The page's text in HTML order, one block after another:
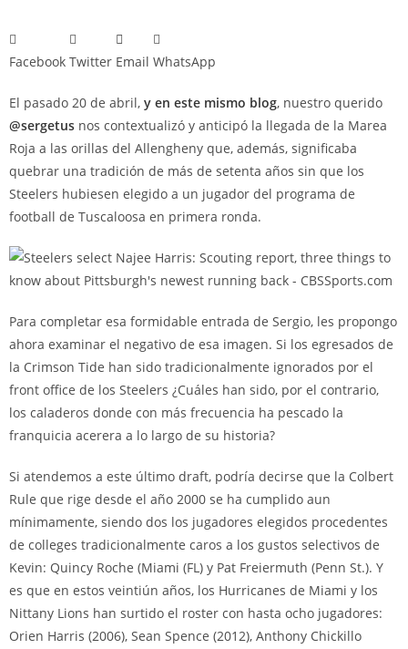
Facebook Twitter Email WhatsApp
El pasado 20 de abril, y en este mismo blog, nuestro querido
@sergetus nos contextualizó y anticipó la llegada de la Marea
Roja a las orillas del Allengheny que, además, significaba
quebrar una tradición de más de setenta años sin que los
Steelers hubiesen elegido a un jugador del programa de
football de Tuscaloosa en primera ronda.
Para completar esa formidable entrada de Sergio, les propongo
ahora examinar el negativo de esa imagen. Si los egresados de
la Crimson Tide han sido tradicionalmente ignorados por el
front office de los Steelers ¿Cuáles han sido, por el contrario,
los caladeros donde con más frecuencia ha pescado la
franquicia acerera a lo largo de su historia?
Si atendemos a este último draft, podría decirse que la Colbert
Rule que rige desde el año 2000 se ha cumplido aun
mínimamente, siendo dos los jugadores elegidos procedentes
de colleges tradicionalmente caros a los gustos selectivos de
Kevin: Quincy Roche (Miami (FL) y Pat Freiermuth (Penn St.). Y
es que en estos veintiún años, los Hurricanes de Miami y los
Nittany Lions han surtido el roster con hasta ocho jugadores:
Orien Harris (2006), Sean Spence (2012), Anthony Chickillo